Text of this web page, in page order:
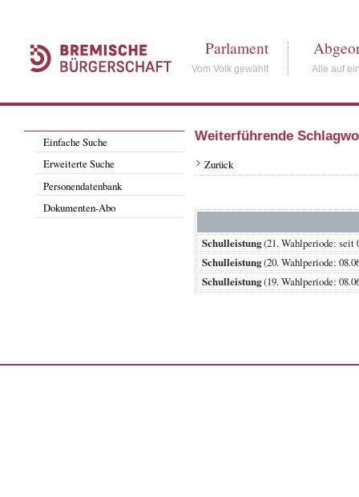
Parlament
Vom Volk gewählt Alle auf
Einfache Suche
Erweiterte Suche
Personendatenbank
Dokumenten-Abo
Weiterführende
Zurück
Schulleistung(21. Wahlperiode:
Schulleistung(20. Wahlperiode:
Schulleistung(19. Wahlperiode: